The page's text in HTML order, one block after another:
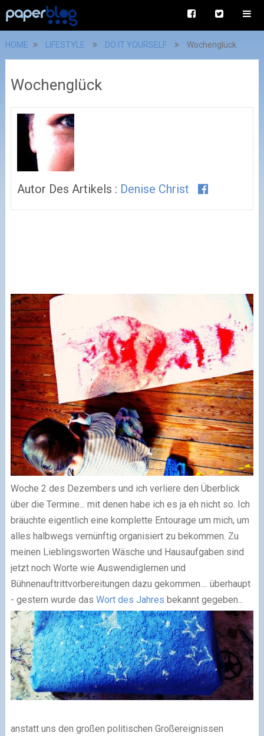
HOME LIFESTYLE DO IT YOURSELF Wochenglück
Wochenglück
Autor Des Artikels : Denise Christ
Woche 2 des Dezembers und ich verliere den Überblick
über die Termine... mit denen habe ich es ja eh nicht so. Ich
bräuchte eigentlich eine komplette Entourage um mich, um
alles halbwegs vernünftig organisiert zu bekommen. Zu
meinen Lieblingsworten Wäsche und Hausaufgaben sind
jetzt noch Worte wie Auswendiglernen und
Bühnenauftrittvorbereitungen dazu gekommen.... überhaupt
- gestern wurde das Wort des Jahres bekannt gegeben...
anstatt uns den großen politischen Großereignissen